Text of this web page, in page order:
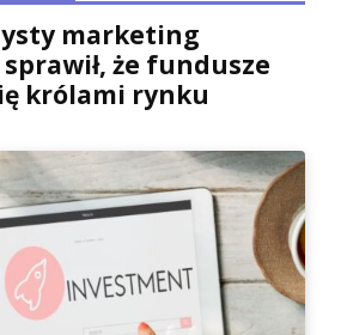
marketing
że fundusze
królami rynku